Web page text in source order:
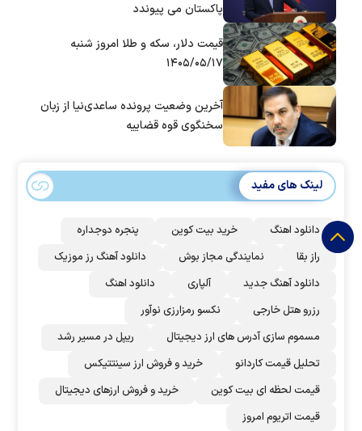
پاکستان می پیوندد
قیمت دلار، سکه و طلا امروز شنبه
۱۴۰۵/۰۵/۱۷
آخرین وضعیت پرونده ساعدی‌نیا از زبان
سخنگوی قوه قضاییه
لینک های مفید
دانلود اهنگ خرید بیت کوین
پنجره دوجداره
راز بقا
نمایندگی مجاز بوش
دانلود آهنگ رز‌ موزیک
دانلود آهنگ جدید
آلپاری
دانلود اهنگ
رزرو هتل خارجی
نکسو رمزارزی نوآور
مسموم سازی آدرس های ارز دیجیتال
ریپل در مسیر رشد
تحلیل قیمت کاردانو
خرید و فروش ارز سینتتیکس
قیمت لحظه ای بیت کوین
خرید و فروش ارزهای دیجیتال
قیمت اتریوم امروز